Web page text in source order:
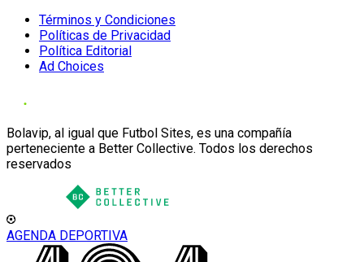
Términos y Condiciones
Políticas de Privacidad
Política Editorial
Ad Choices
Bolavip, al igual que Futbol Sites, es una compañía
perteneciente a Better Collective. Todos los derechos
reservados
AGENDA DEPORTIVA